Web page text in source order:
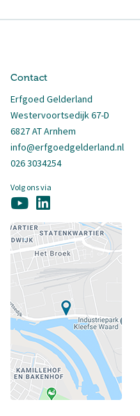
Contact
Erfgoed Gelderland
Westervoortsedijk 67-D
6827 AT Arnhem
info@erfgoedgelderland.nl
026 3034254
Volg ons via